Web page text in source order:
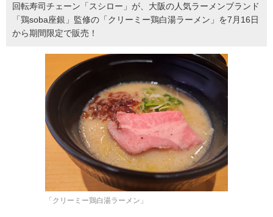
回転寿司チェーン「スシロー」が、大阪の人気ラーメンブランド
「鶏soba座銀」監修の「クリーミー鶏白湯ラーメン」を7月16日
から期間限定で販売！
「クリーミー鶏白湯ラーメン」